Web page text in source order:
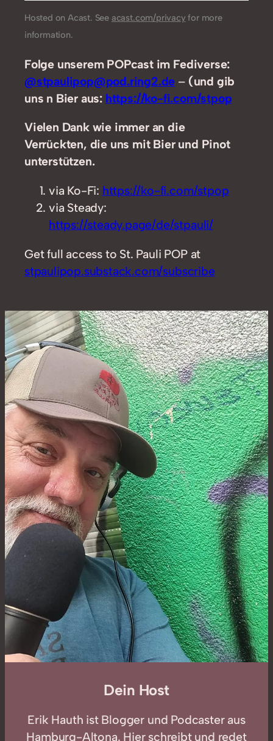
Hosted on Acast. See acast.com/privacy for more
information.
Folge unserem POPcast im Fediverse:
@stpaulipop@pod.ring2.de – (und gib
uns n Bier aus: https://ko-fi.com/stpop
Vielen Dank wie immer an die
Verrückten, die uns mit Bier und Pinot
unterstützen.
via Ko-Fi: https://ko-fi.com/stpop
via Steady:
https://steady.page/de/stpauli/
Get full access to St. Pauli POP at
stpaulipop.substack.com/subscribe
Dein Host
Erik Hauth ist Blogger und Podcaster aus
Hamburg-Altona. Hier schreibt und redet